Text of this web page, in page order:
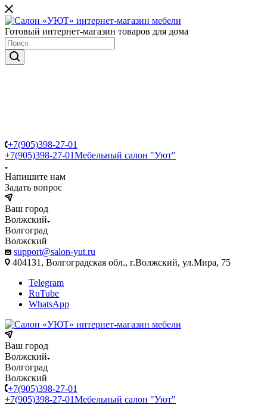
Готовый интернет-магазин товаров для дома
+7(905)398-27-01
+7(905)398-27-01Мебельный салон "Уют"
Напишите нам
Задать вопрос
Ваш город
Волжский
Волгоград
Волжский
support@salon-yut.ru
404131, Волгоградская обл., г.Волжский, ул.Мира, 75
Telegram
RuTube
WhatsApp
Ваш город
Волжский
Волгоград
Волжский
+7(905)398-27-01
+7(905)398-27-01Мебельный салон "Уют"